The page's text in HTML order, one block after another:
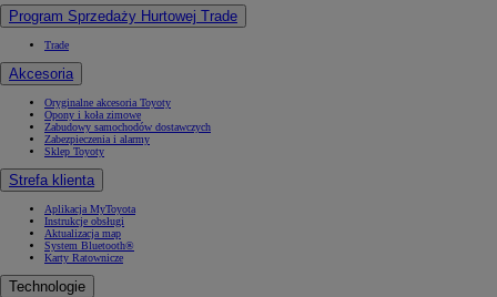
Program Sprzedaży Hurtowej Trade
Trade
Akcesoria
Oryginalne akcesoria Toyoty
Opony i koła zimowe
Zabudowy samochodów dostawczych
Zabezpieczenia i alarmy
Sklep Toyoty
Strefa klienta
Aplikacja MyToyota
Instrukcje obsługi
Aktualizacja map
System Bluetooth®
Karty Ratownicze
Technologie